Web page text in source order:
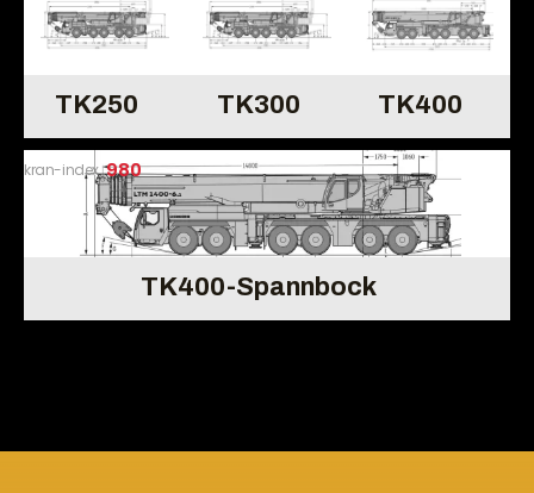
TK250 TK300 TK400
kran-index 980
TK400-Spannbock